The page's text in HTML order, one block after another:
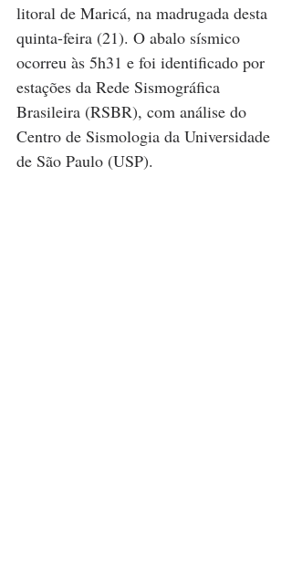
litoral de Maricá, na madrugada desta
quinta-feira (21). O abalo sísmico
ocorreu às 5h31 e foi identificado por
estações da Rede Sismográfica
Brasileira (RSBR), com análise do
Centro de Sismologia da Universidade
de São Paulo (USP).